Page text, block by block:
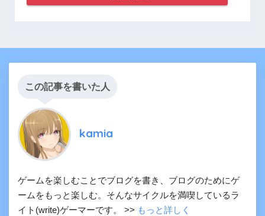
この記事を書いた人
kamia
ゲームを楽しむことでブログを書き、ブログのためにゲ
ームをもっと楽しむ。そんなサイクルを満喫しているラ
イト(write)ゲーマーです。 >> もっと詳しく